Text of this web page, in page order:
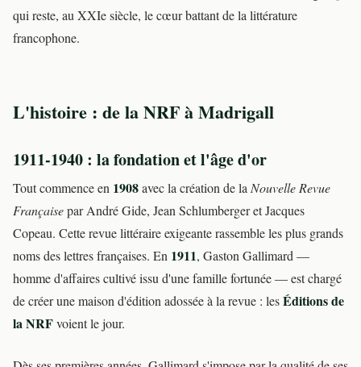
qui reste, au XXIe siècle, le cœur battant de la littérature
francophone.
L'histoire : de la NRF à Madrigall
1911-1940 : la fondation et l'âge d'or
Tout commence en 1908avec la création de laNouvelle Revue
Françaisepar André Gide, Jean Schlumberger et Jacques
Copeau. Cette revue littéraire exigeante rassemble les plus grands
noms des lettres françaises. En 1911, Gaston Gallimard —
homme d'affaires cultivé issu d'une famille fortunée — est chargé
de créer une maison d'édition adossée à la revue : lesÉditions de
la NRFvoient le jour.